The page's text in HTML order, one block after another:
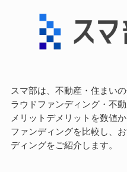
スマ部は、不動産・住まい
ラウドファンディング・不
メリットデメリットを数値
ファンディングを比較し、
ディングをご紹介します。